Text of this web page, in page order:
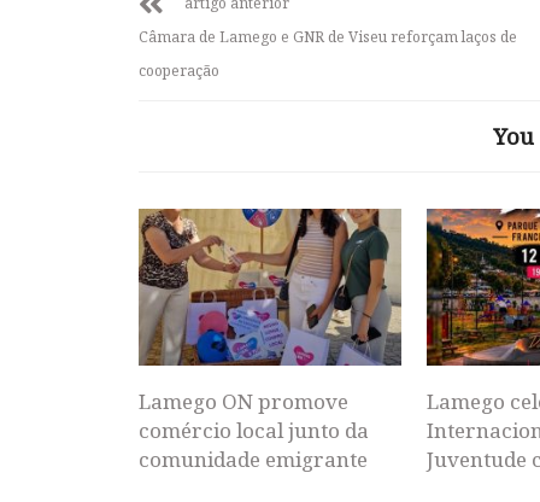
Câmara de Lamego e GNR de Viseu reforçam laços de
cooperação
Lamego ON promove
comércio local junto da
comunidade emigrante
Lamego
Juventude